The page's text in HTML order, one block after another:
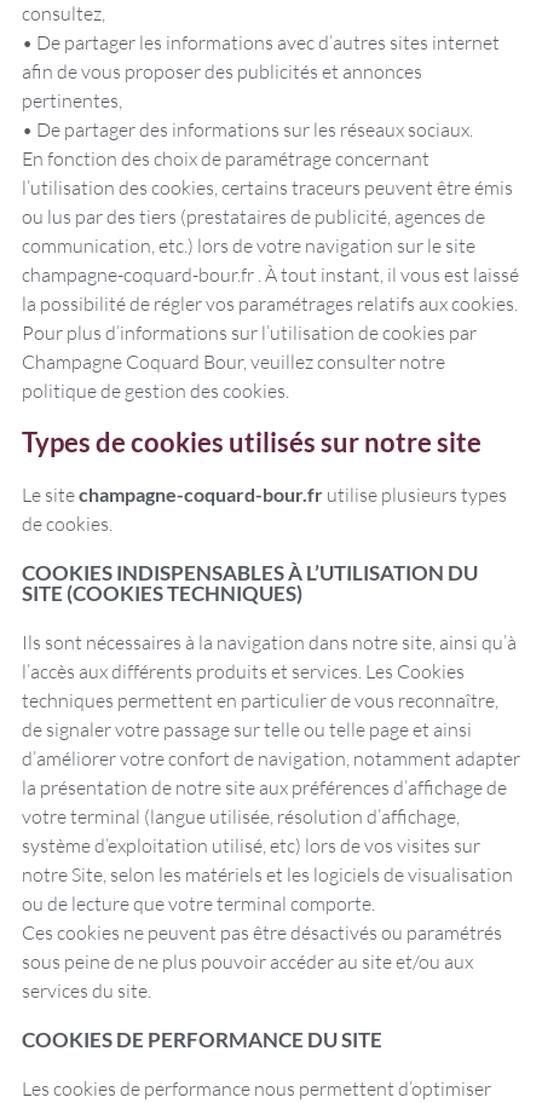
consultez,
• De partager les informations avec d’autres sites internet
afin de vous proposer des publicités et annonces
pertinentes,
• De partager des informations sur les réseaux sociaux.
En fonction des choix de paramétrage concernant
l’utilisation des cookies, certains traceurs peuvent être émis
ou lus par des tiers (prestataires de publicité, agences de
communication, etc.) lors de votre navigation sur le site
champagne-coquard-bour.fr . À tout instant, il vous est laissé
la possibilité de régler vos paramétrages relatifs aux cookies.
Pour plus d’informations sur l’utilisation de cookies par
Champagne Coquard Bour, veuillez consulter notre
politique de gestion des cookies.
Types de cookies utilisés sur notre site
Le sitechampagne-coquard-bour.frutilise plusieurs types
de cookies.
COOKIES INDISPENSABLES À L’UTILISATION DU
SITE (COOKIES TECHNIQUES)
Ils sont nécessaires à la navigation dans notre site, ainsi qu’à
l’accès aux différents produits et services. Les Cookies
techniques permettent en particulier de vous reconnaître,
de signaler votre passage sur telle ou telle page et ainsi
d’améliorer votre confort de navigation, notamment adapter
la présentation de notre site aux préférences d’affichage de
votre terminal (langue utilisée, résolution d’affichage,
système d’exploitation utilisé, etc) lors de vos visites sur
notre Site, selon les matériels et les logiciels de visualisation
ou de lecture que votre terminal comporte.
Ces cookies ne peuvent pas être désactivés ou paramétrés
sous peine de ne plus pouvoir accéder au site et/ou aux
services du site.
COOKIES DE PERFORMANCE DU SITE
Les cookies de performance nous permettent d’optimiser